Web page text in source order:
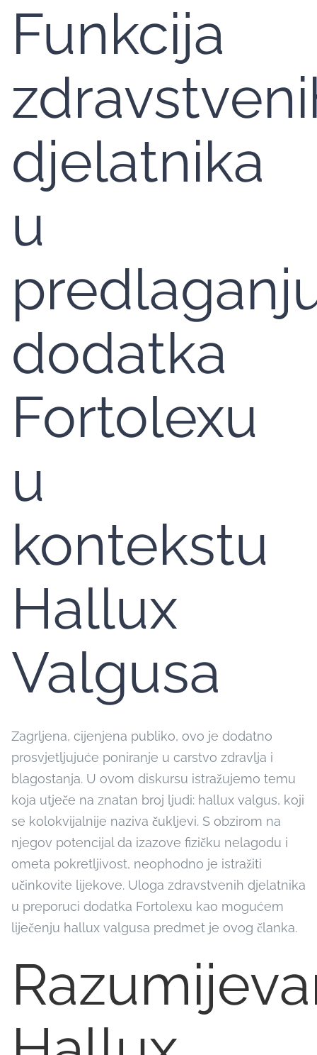
Funkcija
djelatnika
u
dodatka
Fortolexu
u
kontekstu
Hallux
Valgusa
Zagrljena, cijenjena publiko, ovo je dodatno
prosvjetljujuće poniranje u carstvo zdravlja i
blagostanja. U ovom diskursu istražujemo temu
koja utječe na znatan broj ljudi: hallux valgus, koji
se kolokvijalnije naziva čukljevi. S obzirom na
njegov potencijal da izazove fizičku nelagodu i
ometa pokretljivost, neophodno je istražiti
učinkovite lijekove. Uloga zdravstvenih djelatnika
u preporuci dodatka Fortolexu kao mogućem
liječenju hallux valgusa predmet je ovog članka.